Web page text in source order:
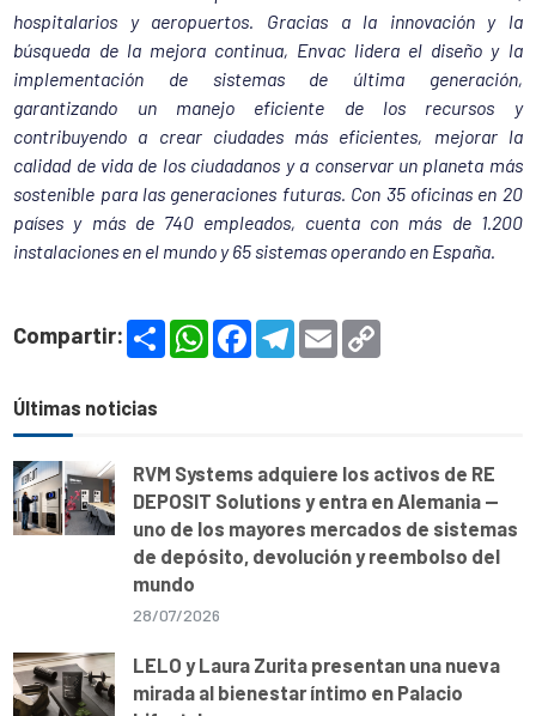
hospitalarios y aeropuertos. Gracias a la innovación y la
búsqueda de la mejora continua, Envac lidera el diseño y la
implementación de sistemas de última generación,
garantizando un manejo eficiente de los recursos y
contribuyendo a crear ciudades más eficientes, mejorar la
calidad de vida de los ciudadanos y a conservar un planeta más
sostenible para las generaciones futuras. Con 35 oficinas en 20
países y más de 740 empleados, cuenta con más de 1.200
instalaciones en el mundo y 65 sistemas operando en España.
Compartir:
S
h
W
h
p
F
T
e
m
E
m
Últimas noticias
RVM Systems adquiere los activos de RE
DEPOSIT Solutions y entra en Alemania —
uno de los mayores mercados de sistemas
de depósito, devolución y reembolso del
mundo
28/07/2026
LELO y Laura Zurita presentan una nueva
mirada al bienestar íntimo en Palacio